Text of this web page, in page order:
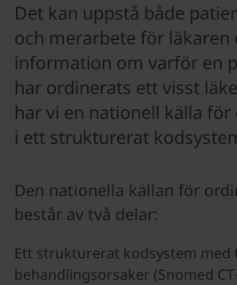
Det kan uppstå både
och merarbete för läkaren
information om varför en
har ordinerats ett visst
har vi en nationell källa
i ett strukturerat
Den nationella källan för
består av två delar:
Ett strukturerat kodsystem
behandlingsorsaker (Snomed